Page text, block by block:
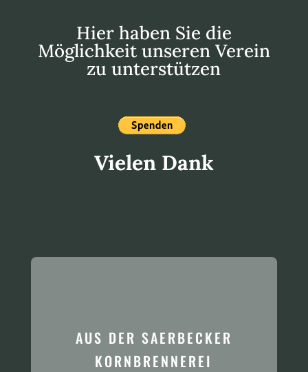
Hier haben Sie die
Möglichkeit unseren Verein
zu unterstützen
Vielen Dank
AUS DER SAERBECKER
KORNBRENNEREI